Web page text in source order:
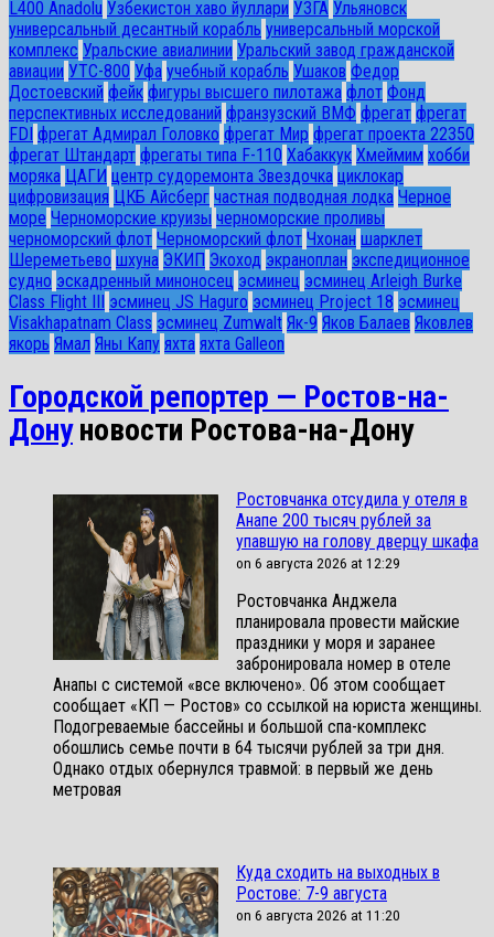
L400 Anadolu Узбекистон хаво йуллари УЗГА Ульяновск
универсальный десантный корабль универсальный морской
комплекс Уральские авиалинии Уральский завод гражданской
авиации УТС-800 Уфа учебный корабль Ушаков Федор
Достоевский фейк фигуры высшего пилотажа флот Фонд
перспективных исследований франзузский ВМФ фрегат фрегат
FDI фрегат Адмирал Головко фрегат Мир фрегат проекта 22350
фрегат Штандарт фрегаты типа F-110 Хабаккук Хмеймим хобби
моряка ЦАГИ центр судоремонта Звездочка циклокар
цифровизация ЦКБ Айсберг частная подводная лодка Черное
море Черноморские круизы черноморские проливы
черноморский флот Черноморский флот Чхонан шарклет
Шереметьево шхуна ЭКИП Экоход экраноплан экспедиционное
судно эскадренный миноносец эсминец эсминец Arleigh Burke
Class Flight III
эсминец JS Haguro эсминец Project 18 эсминец
Visakhapatnam Class эсминец Zumwalt Як-9 Яков Балаев Яковлев
якорь Ямал Яны Капу яхта яхта Galleon
Городской репортер — Ростов-на-
Дону новости Ростова-на-Дону
Ростовчанка отсудила у отеля в
Анапе 200 тысяч рублей за
упавшую на голову дверцу шкафа
on 6 августа 2026 at 12:29
Ростовчанка Анджела
планировала провести майские
праздники у моря и заранее
забронировала номер в отеле
Анапы с системой «все включено». Об этом сообщает
сообщает «КП — Ростов» со ссылкой на юриста женщины.
Подогреваемые бассейны и большой спа-комплекс
обошлись семье почти в 64 тысячи рублей за три дня.
Однако отдых обернулся травмой: в первый же день
метровая
Куда сходить на выходных в
Ростове: 7-9 августа
on 6 августа 2026 at 11:20